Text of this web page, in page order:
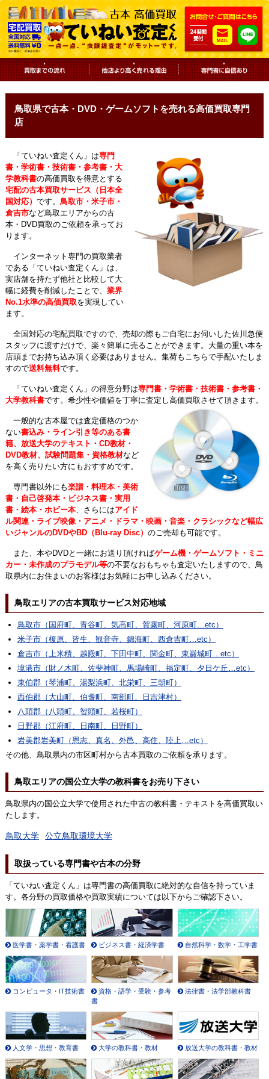
鳥取県で古本・DVD・ゲームソフトを売れる高価買取専門
店
「ていねい査定くん」は専門
書・学術書・技術書・参考書・大
学教科書の高価買取を得意とする
宅配の古本買取サービス（日本全
国対応） です。 鳥取市・米子市・
倉吉市など鳥取エリアからの古
本・DVD買取のご依頼を承ってお
ります。
インターネット専門の買取業者
である「ていねい査定くん」は、
実店舗を持たず他社と比較して大
幅に経費を削減したことで、 業界
No.1水準の高価買取を実現してい
ます。
全国対応の宅配買取ですので、売却の際もご自宅にお伺いした佐川急便
スタッフに渡すだけで、楽々簡単に売ることができます。大量の重い本を
店頭までお持ち込み頂く必要はありません。集荷もこちらで手配いたしま
すので送料無料です。
「ていねい査定くん」の得意分野は専門書・学術書・技術書・参考書・
大学教科書です。希少性や価値を丁寧に査定し高価買取させて頂きます。
一般的な古本屋では査定価格のつか
ない書込み・ライン引き等のある書
籍、放送大学のテキスト・CD教材・
DVD教材、試験問題集・資格教材など
を高く売りたい方にもおすすめです。
専門書以外にも楽譜・料理本・美術
書・自己啓発本・ビジネス書・実用
書・絵本・ホビー本、さらにはアイド
ル関連・ライブ映像・アニメ・ドラマ・映画・音楽・クラシックなど幅広
いジャンルのDVDやBD（Blu-ray Disc） のご売却も可能です。
また、本やDVDと一緒にお送り頂ければゲーム機・ゲームソフト・ミニ
カー・未作成のプラモデル等の不要なおもちゃも査定いたしますので、鳥
取県内にお住まいのお客様はお気軽にお申し込みください。
鳥取エリアの古本買取サービス対応地域
鳥取市（国府町、青谷町、気高町、賀露町、河原町…etc）
米子市（榎原、皆生、観音寺、錦海町、西倉吉町…etc）
倉吉市（上米積、越殿町、下田中町、関金町、東巌城町…etc）
境港市（財ノ木町、佐斐神町、馬場崎町、福定町、夕日ケ丘…etc）
東伯郡（琴浦町、湯梨浜町、北栄町、三朝町）
西伯郡（大山町、伯耆町、南部町、日吉津村）
八頭郡（八頭町、智頭町、若桜町）
日野郡（江府町、日南町、日野町）
岩美郡岩美町（恩志、真名、外邑、高住、陸上…etc）
その他、鳥取県内の市区町村から古本買取のご依頼を承ります。
鳥取エリアの国公立大学の教科書をお売り下さい
鳥取県内の国公立大学で使用された中古の教科書・テキストを高価買取い
たします。
鳥取大学 公立鳥取環境大学
取扱っている専門書や古本の分野
「ていねい査定くん」は専門書の高価買取に絶対的な自信を持っていま
す。各分野の買取価格や買取実績については以下からご確認下さい。
医学書・薬学書・看護書 ビジネス書・経済学書 自然科学・数学・工学書
コンピュータ・IT技術書
資格・語学・受験・参考
書
法律書・法学部教科書
人文学・思想・教育書 大学の教科書・教材 放送大学の教科書・教材